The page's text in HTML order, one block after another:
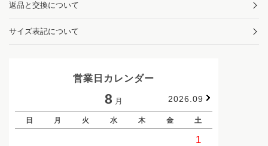
返品と交換について
サイズ表記について
営業日カレンダー
8 月 2026.09
日 月 火 水 木 金 土
1